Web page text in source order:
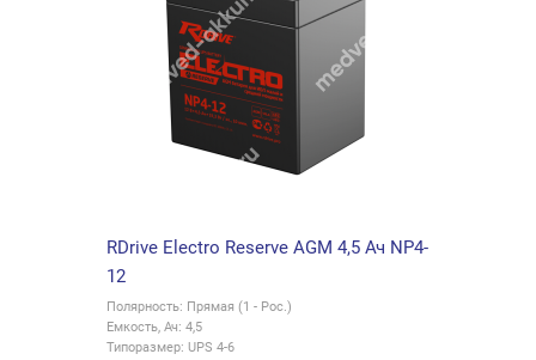
RDrive Electro Reserve AGM 4,5 Ач NP4-
12
Полярность: Прямая (1 - Рос.)
Емкость, Ач: 4,5
Типоразмер: UPS 4-6